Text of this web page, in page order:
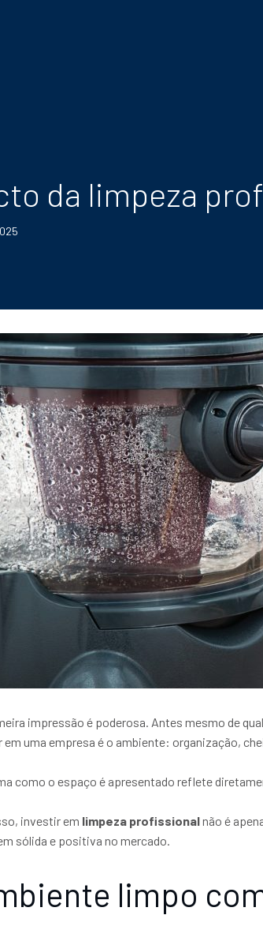
da limpeza
impressão é poderosa. Antes mesmo de
em uma empresa é o ambiente: organização,
como o espaço é apresentado reflete
investir em limpeza profissionalnão é
sólida e positiva no mercado.
limpo